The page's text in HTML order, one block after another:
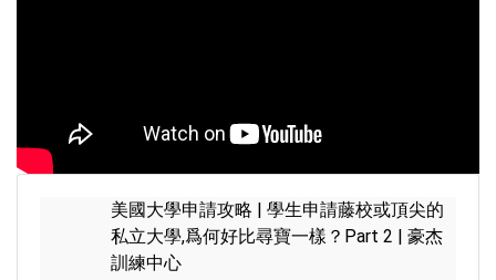
美國大學申請攻略 | 學生申請藤校或頂尖的
私立大學,爲何好比尋寶一樣？Part 2 | 豪杰
訓練中心